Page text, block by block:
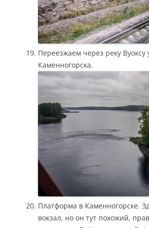
Переезжаем через реку Вуоксу
Каменногорска.
Платформа в Каменногорске.
вокзал, но он тут похожий,